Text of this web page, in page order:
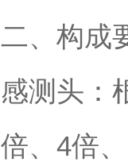
二、构成
感测头：
倍、4倍